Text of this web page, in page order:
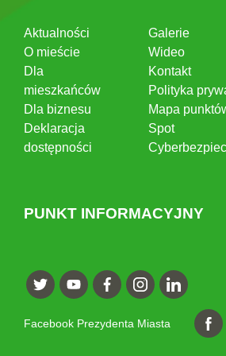
Aktualności
O mieście
Dla
mieszkańców
Dla biznesu
Deklaracja
dostępności
Galerie
Wideo
Kontakt
Polityka
Mapa
Spot
PUNKT INFORMACYJNY
Facebook Prezydenta Miasta